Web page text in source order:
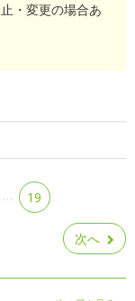
・変更の場合あ
… 19
次へ